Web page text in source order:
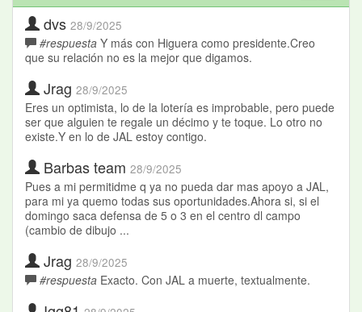
dvs 28/9/2025
#respuesta Y más con Higuera como presidente.Creo
que su relación no es la mejor que digamos.
Jrag 28/9/2025
Eres un optimista, lo de la lotería es improbable, pero puede
ser que alguien te regale un décimo y te toque. Lo otro no
existe.Y en lo de JAL estoy contigo.
Barbas team 28/9/2025
Pues a mi permitidme q ya no pueda dar mas apoyo a JAL,
para mi ya quemo todas sus oportunidades.Ahora si, si el
domingo saca defensa de 5 o 3 en el centro dl campo
(cambio de dibujo ...
Jrag 28/9/2025
#respuesta Exacto. Con JAL a muerte, textualmente.